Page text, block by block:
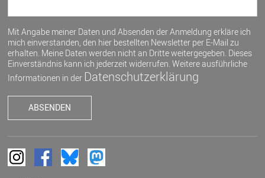
Mit Angabe meiner Daten und Absenden der Anmeldung erkläre ich
mich einverstanden, den hier bestellten Newsletter per E-Mail zu
erhalten. Meine Daten werden nicht an Dritte weitergegeben. Dieses
Einverständnis kann ich jederzeit widerrufen. Weitere ausführliche
Informationen in der Datenschutzerklärung